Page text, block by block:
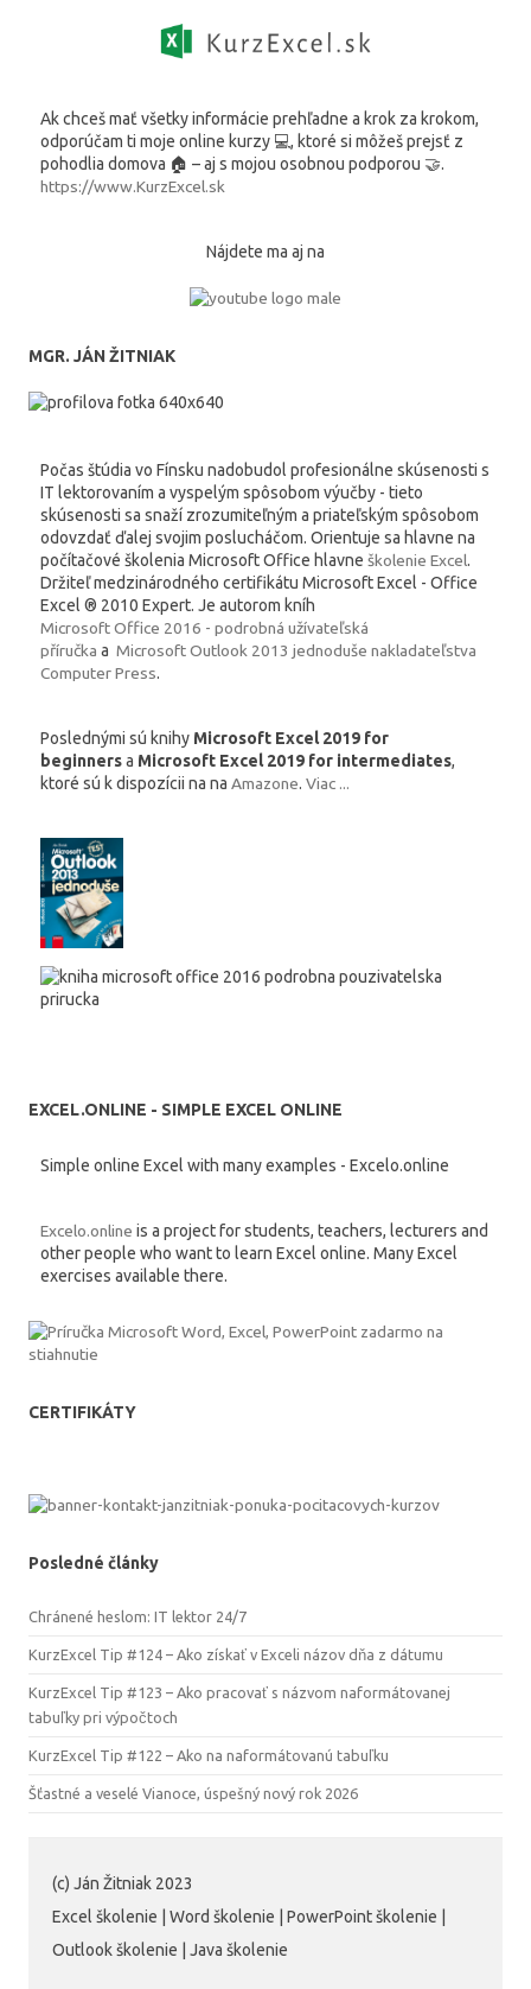
Ak chceš mať všetky informácie prehľadne a krok za krokom,
odporúčam ti moje online kurzy 💻, ktoré si môžeš prejsť z
pohodlia domova 🏠 – aj s mojou osobnou podporou 🤝.
https://www.KurzExcel.sk
Nájdete ma aj na
MGR. JÁN ŽITNIAK
Počas štúdia vo Fínsku nadobudol profesionálne skúsenosti s
IT lektorovaním a vyspelým spôsobom výučby - tieto
skúsenosti sa snaží zrozumiteľným a priateľským spôsobom
odovzdať ďalej svojim poslucháčom. Orientuje sa hlavne na
počítačové školenia Microsoft Office hlavne školenie Excel.
Držiteľ medzinárodného certifikátu Microsoft Excel - Office
Excel ® 2010 Expert. Je autorom kníh
Microsoft Office 2016 - podrobná užívateľská
příručka a Microsoft Outlook 2013 jednoduše nakladateľstva
Computer Press.
Poslednými sú knihy Microsoft Excel 2019 for
beginnersa Microsoft Excel 2019 for intermediates,
ktoré sú k dispozícii na na Amazone. Viac ...
EXCEL.ONLINE - SIMPLE EXCEL ONLINE
Simple online Excel with many examples - Excelo.online
Excelo.online is a project for students, teachers, lecturers and
other people who want to learn Excel online. Many Excel
exercises available there.
CERTIFIKÁTY
Posledné články
Chránené heslom: IT lektor 24/7
KurzExcel Tip #124 – Ako získať v Exceli názov dňa z dátumu
KurzExcel Tip #123 – Ako pracovať s názvom naformátovanej
tabuľky pri výpočtoch
KurzExcel Tip #122 – Ako na naformátovanú tabuľku
Šťastné a veselé Vianoce, úspešný nový rok 2026
(c) Ján Žitniak 2023
Excel školenie | Word školenie | PowerPoint školenie |
Outlook školenie | Java školenie